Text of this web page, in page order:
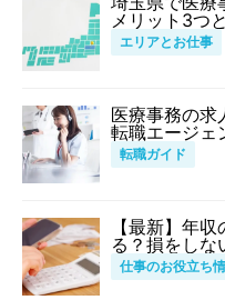
メリット3つ
エリアとお仕事
医療事務の求
転職エージェ
転職ガイド
【最新】年
る？損をしな
仕事のお役立ち